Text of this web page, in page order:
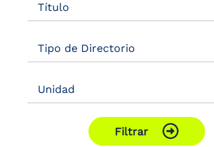
screen
Título
Tipo de Directorio
Unidad
Filtrar